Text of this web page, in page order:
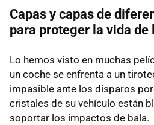
Capas y capas de
para proteger la vida de
Lo hemos visto en muchas
un coche se enfrenta a un
impasible ante los disparos
cristales de su vehículo están
soportar los impactos de bala.